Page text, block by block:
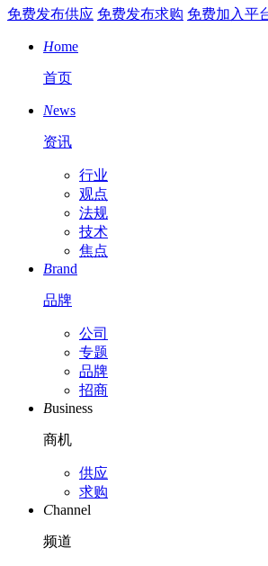
免费发布供应 免费发布求购 免费加入平
Home
首页
News
资讯
行业
观点
法规
技术
焦点
Brand
品牌
公司
专题
品牌
招商
Business
商机
供应
求购
Channel
频道